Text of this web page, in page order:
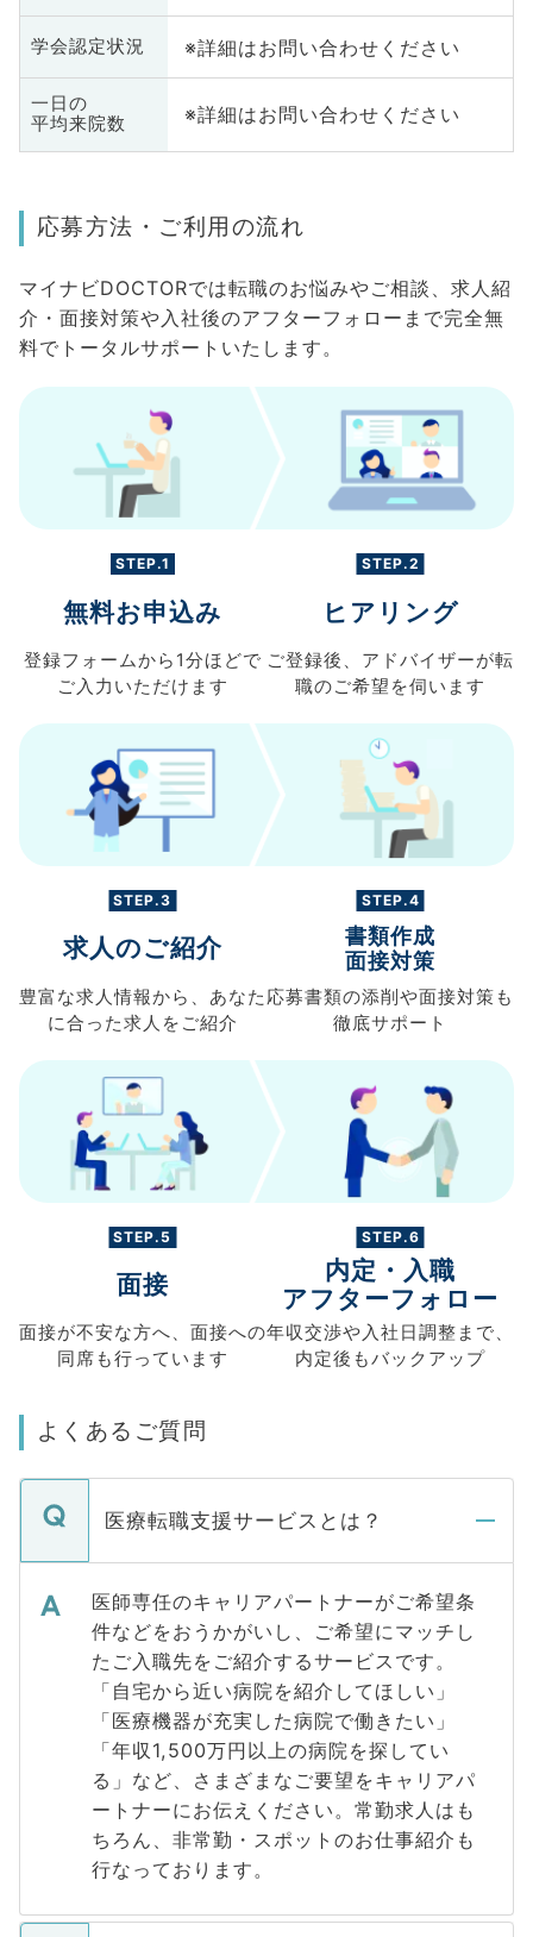
学会認定状況 ※詳細はお問い合わせください
一日の
平均来院数
※詳細はお問い合わせください
応募方法・ご利用の流れ
マイナビDOCTORでは転職のお悩みやご相談、求人紹
介・面接対策や入社後のアフターフォローまで完全無
料でトータルサポートいたします。
STEP.1
無料お申込み
登録フォームから 1分ほどで
ご入力 いただけます
STEP.2
ヒアリング
ご登録後、 アドバイザーが転
職のご希望を伺います
STEP.3
求人のご紹介
豊富な求人情報から、 あなた
に合った求人を ご紹介
STEP.4
書類作成
面接対策
応募書類の添削や面接対策も
徹底サポート
STEP.5
面接
面接が不安な方へ、 面接への
同席も行っています
STEP.6
内定・入職
アフターフォロー
年収交渉や入社日調整まで、
内定後もバックアップ
よくあるご質問
医療転職支援サービスとは？
医師専任のキャリアパートナーがご希望条
件などをおうかがいし、ご希望にマッチし
たご入職先をご紹介するサービスです。
「自宅から近い病院を紹介してほしい」
「医療機器が充実した病院で働きたい」
「年収1,500万円以上の病院を探してい
る」など、さまざまなご要望をキャリアパ
ートナーにお伝えください。常勤求人はも
ちろん、非常勤・スポットのお仕事紹介も
行なっております。